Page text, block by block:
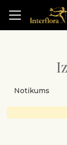
Notikums